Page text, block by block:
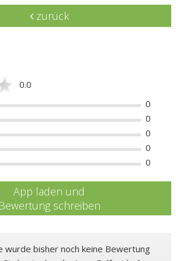
zurück
0.0
0
0
0
0
0
App laden und
Bewertung schreiben
wurde bisher noch keine Bewertung